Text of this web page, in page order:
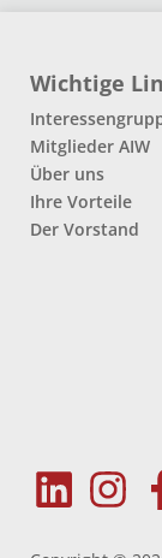
Wichtige
Mitglieder AIW
Über uns
Ihre Vorteile
Der Vorstand